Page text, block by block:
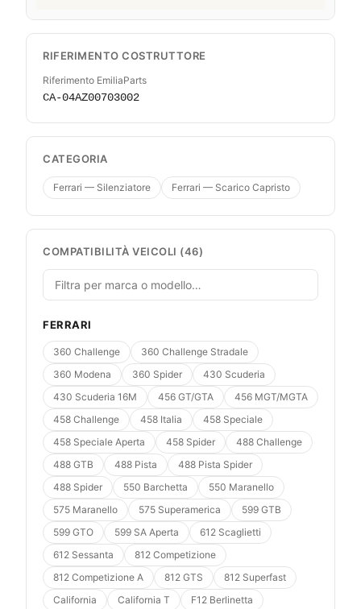
RIFERIMENTO COSTRUTTORE
Riferimento EmiliaParts
CA-04AZ00703002
CATEGORIA
Ferrari — Silenziatore Ferrari — Scarico Capristo
COMPATIBILITÀ VEICOLI (46)
FERRARI
360 Challenge
360 Challenge Stradale
360 Modena
360 Spider
430 Scuderia
430 Scuderia 16M
456 GT/GTA
456 MGT/MGTA
458 Challenge
458 Italia
458 Speciale
458 Speciale Aperta
458 Spider
488 Challenge
488 GTB
488 Pista
488 Pista Spider
488 Spider
550 Barchetta
550 Maranello
575 Maranello
575 Superamerica
599 GTB
599 GTO
599 SA Aperta
612 Scaglietti
612 Sessanta
812 Competizione
812 Competizione A
812 GTS
812 Superfast
California
California T
F12 Berlinetta